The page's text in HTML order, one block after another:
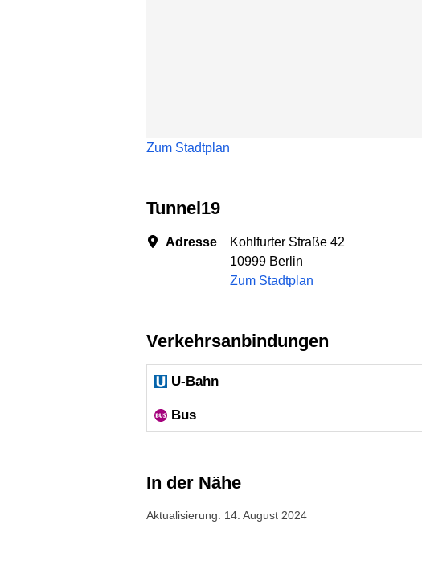
Zum Stadtplan
Tunnel19
Adresse
Kohlfurter Straße 42
10999 Berlin
Zum Stadtplan
Verkehrsanbindungen
U-Bahn
Bus
In der Nähe
Aktualisierung: 14. August 2024